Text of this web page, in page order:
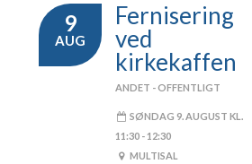
9
AUG
Fernisering
ved
kirkekaffen
ANDET - OFFENTLIGT
SØNDAG 9. AUGUST KL.
11:30 - 12:30
MULTISAL